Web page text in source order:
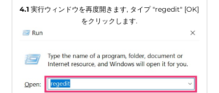
4.1 実行ウィンドウを再度開きます, タイプ "regedit" [OK]
をクリックします.